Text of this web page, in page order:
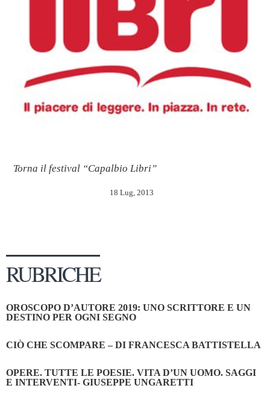
Torna il festival “Capalbio Libri”
18 Lug, 2013
RUBRICHE
OROSCOPO D’AUTORE 2019: UNO SCRITTORE E UN
DESTINO PER OGNI SEGNO
CIÒ CHE SCOMPARE – DI FRANCESCA BATTISTELLA
OPERE. TUTTE LE POESIE. VITA D’UN UOMO. SAGGI
E INTERVENTI- GIUSEPPE UNGARETTI